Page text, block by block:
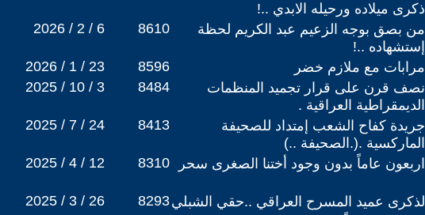
ذكرى ميلاده ورحيله الابدي ..!
2026 / 2 / 6 8610
من بصق بوجه الزعيم عبد الكريم لحظة
إستشهاده ..!
2026 / 1 / 23 8596 مرابات مع ملازم خضر
2025 / 10 / 3 8484
نصف قرن على قرار تجميد المنظمات
الديمقراطية العراقية .
2025 / 7 / 24 8413
جريدة كفاح الشعب إمتداد للصحيفة
الماركسية .(.الصحيفة ..)
2025 / 4 / 12 8310 اربعون عاماً بدون وجود أختنا الصغرى سحر
2025 / 3 / 26 8293لذكرى عميد المسرح العراقي ..حقي الشبلي